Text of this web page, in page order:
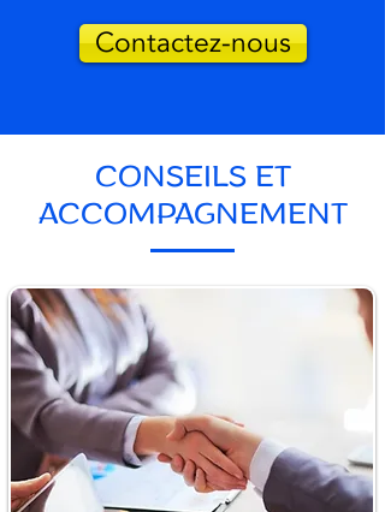
Contactez-nous
CONSEILS ET
ACCOMPAGNEMENT